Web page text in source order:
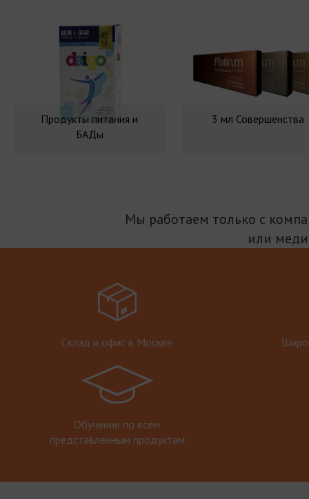
Продукты питания и
БАДы
3 мл Совершенства
Мы работаем только с
или
Склад и офис в Москве
Обучение по всем
представленным продуктам